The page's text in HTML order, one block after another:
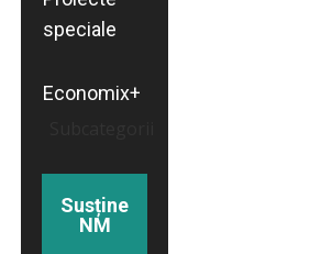
speciale
Economix+
Susține
NM